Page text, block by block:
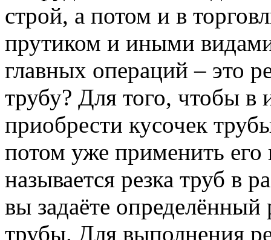
строй, а потом и в
прутиком и иными
главных операций – это
трубу? Для того, чтобы в
приобрести кусочек
потом уже применить его
называется резка труб в
вы задаёте
трубы. Для выполнения